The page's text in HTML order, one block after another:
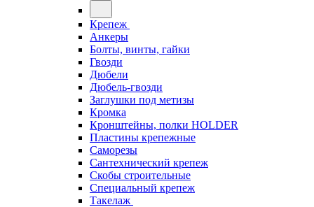
Крепеж
Анкеры
Болты, винты, гайки
Гвозди
Дюбели
Дюбель-гвозди
Заглушки под метизы
Кромка
Кронштейны, полки НОLDER
Пластины крепежные
Саморезы
Сантехнический крепеж
Скобы строительные
Специальный крепеж
Такелаж